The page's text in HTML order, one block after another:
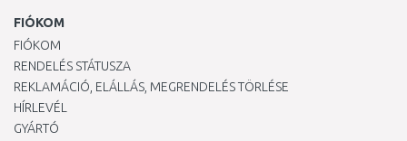
FIÓKOM
FIÓKOM
RENDELÉS STÁTUSZA
REKLAMÁCIÓ, ELÁLLÁS, MEGRENDELÉS TÖRLÉSE
HÍRLEVÉL
GYÁRTÓ